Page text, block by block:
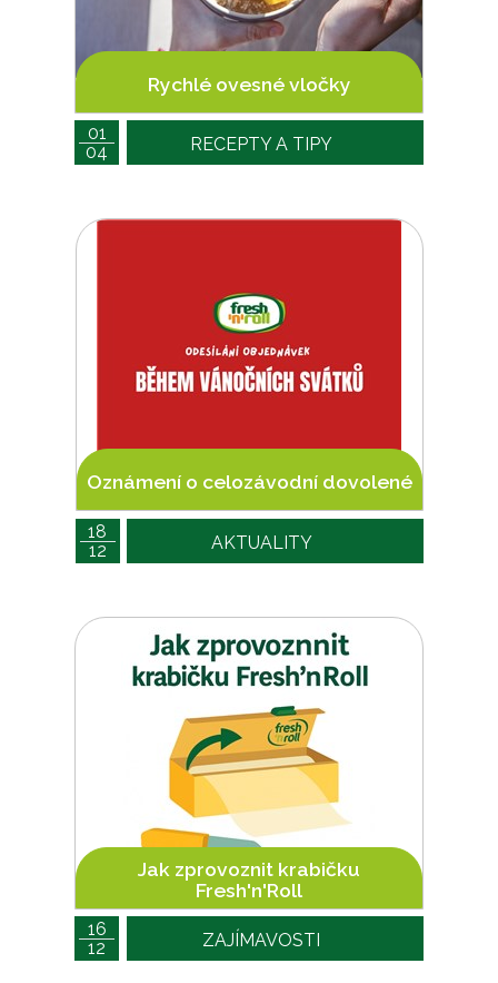
Rychlé ovesné vločky
01
04
RECEPTY A TIPY
Oznámení o celozávodní dovolené
18
12
AKTUALITY
Jak zprovoznit krabičku
Fresh'n'Roll
16
12
ZAJÍMAVOSTI